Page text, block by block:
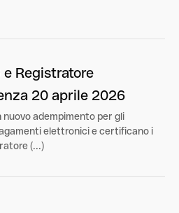
e Registratore
20 aprile 2026
adempimento per gli
elettronici e certificano i
(...)